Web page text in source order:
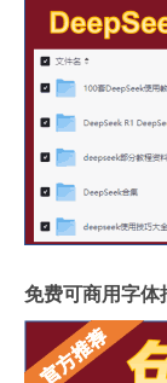
免费可商用字体